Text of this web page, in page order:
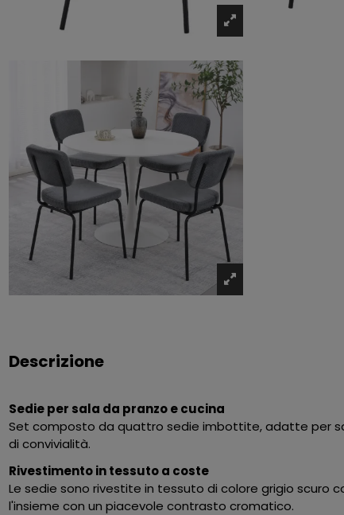
Descrizione
Sedie per sala da pranzo e cucina
Set composto da quattro sedie imbottite, adatte per
di convivialità.
Rivestimento in tessuto a coste
Le sedie sono rivestite in tessuto di colore grigio scuro
l'insieme con un piacevole contrasto cromatico.